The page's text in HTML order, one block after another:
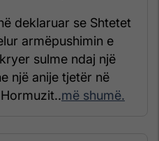
deklaruar se Shtetet
armëpushimin e
sulme ndaj një
një anije tjetër në
më shumë.